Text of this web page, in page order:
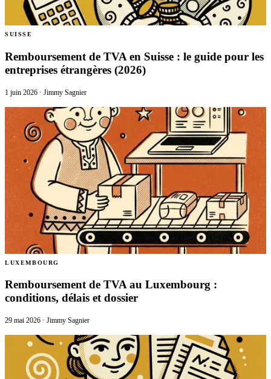
SUISSE
Remboursement de TVA en Suisse : le guide pour les
entreprises étrangères (2026)
1 juin 2026 · Jimmy Sagnier
LUXEMBOURG
Remboursement de TVA au Luxembourg :
conditions, délais et dossier
29 mai 2026 · Jimmy Sagnier